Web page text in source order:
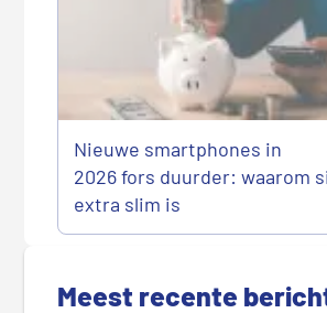
Nieuwe smartphones in
2026 fors duurder: waarom
extra slim is
Meest recente